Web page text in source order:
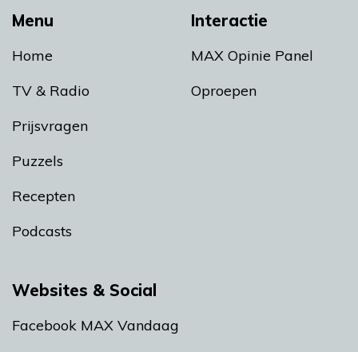
Menu
Home
TV & Radio
Prijsvragen
Puzzels
Recepten
Podcasts
Interactie
MAX Opinie Panel
Oproepen
Websites & Social
Facebook MAX Vandaag